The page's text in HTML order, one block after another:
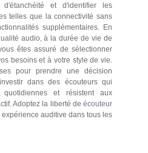
et d'identifier les
telles que la connectivité sans
supplémentaires. En
audio, à la durée de vie de
êtes assuré de sélectionner
besoins et à votre style de vie.
pour prendre une décision
dans des écouteurs qui
et résistent aux
Adoptez la liberté de écouteur
auditive dans tous les